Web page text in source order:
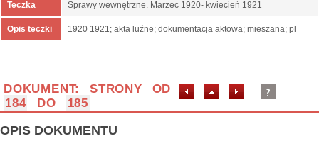
Teczka Sprawy wewnętrzne. Marzec 1920- kwiecień 1921
Opis teczki 1920 1921; akta luźne; dokumentacja aktowa; mieszana; pl
DOKUMENT: STRONY OD
184
DO 185
OPIS DOKUMENTU